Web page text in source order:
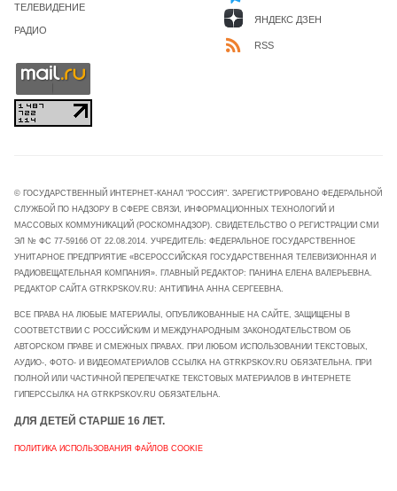
ТЕЛЕВИДЕНИЕ
РАДИО
ЯНДЕКС ДЗЕН
RSS
© ГОСУДАРСТВЕННЫЙ ИНТЕРНЕТ-КАНАЛ "РОССИЯ". ЗАРЕГИСТРИРОВАНО ФЕДЕРАЛЬНОЙ
СЛУЖБОЙ ПО НАДЗОРУ В СФЕРЕ СВЯЗИ, ИНФОРМАЦИОННЫХ ТЕХНОЛОГИЙ И
МАССОВЫХ КОММУНИКАЦИЙ (РОСКОМНАДЗОР). СВИДЕТЕЛЬСТВО О РЕГИСТРАЦИИ СМИ
ЭЛ № ФС 77-59166 ОТ 22.08.2014. УЧРЕДИТЕЛЬ: ФЕДЕРАЛЬНОЕ ГОСУДАРСТВЕННОЕ
УНИТАРНОЕ ПРЕДПРИЯТИЕ «ВСЕРОССИЙСКАЯ ГОСУДАРСТВЕННАЯ ТЕЛЕВИЗИОННАЯ И
РАДИОВЕЩАТЕЛЬНАЯ КОМПАНИЯ». ГЛАВНЫЙ РЕДАКТОР: ПАНИНА ЕЛЕНА ВАЛЕРЬЕВНА.
РЕДАКТОР САЙТА GTRKPSKOV.RU: АНТИПИНА АННА СЕРГЕЕВНА.
ВСЕ ПРАВА НА ЛЮБЫЕ МАТЕРИАЛЫ, ОПУБЛИКОВАННЫЕ НА САЙТЕ, ЗАЩИЩЕНЫ В
СООТВЕТСТВИИ С РОССИЙСКИМ И МЕЖДУНАРОДНЫМ ЗАКОНОДАТЕЛЬСТВОМ ОБ
АВТОРСКОМ ПРАВЕ И СМЕЖНЫХ ПРАВАХ. ПРИ ЛЮБОМ ИСПОЛЬЗОВАНИИ ТЕКСТОВЫХ,
АУДИО-, ФОТО- И ВИДЕОМАТЕРИАЛОВ ССЫЛКА НА GTRKPSKOV.RU ОБЯЗАТЕЛЬНА. ПРИ
ПОЛНОЙ ИЛИ ЧАСТИЧНОЙ ПЕРЕПЕЧАТКЕ ТЕКСТОВЫХ МАТЕРИАЛОВ В ИНТЕРНЕТЕ
ГИПЕРССЫЛКА НА GTRKPSKOV.RU ОБЯЗАТЕЛЬНА.
ДЛЯ ДЕТЕЙ СТАРШЕ 16 ЛЕТ.
ПОЛИТИКА ИСПОЛЬЗОВАНИЯ ФАЙЛОВ COOKIE